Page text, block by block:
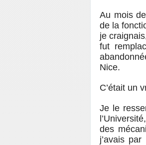
Au mois
de la
je
fut
Nice.
C’était un
Je le
des
j’avais